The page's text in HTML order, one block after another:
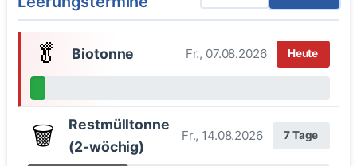
🥬 Biotonne Fr., 07.08.2026 Heute
🗑️
Restmülltonne
(2-wöchig)
Fr., 14.08.2026 7 Tage